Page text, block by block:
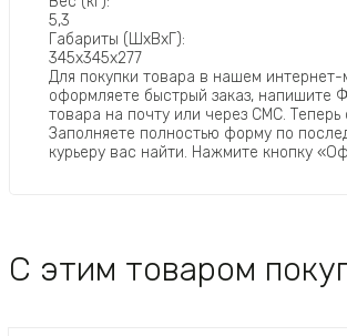
5,3
Габариты (ШхВхГ):
345х345х277
Для покупки товара в нашем
оформляете быстрый заказ, напишите
товара на почту или через СМС.
Заполняете полностью форму по
курьеру вас найти. Нажмите кнопку
С этим товаром